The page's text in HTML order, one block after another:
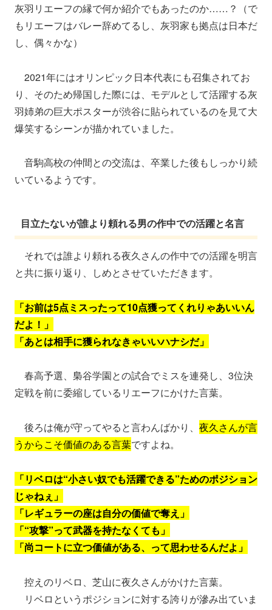
灰羽リエーフの縁で何か紹介でもあったのか……？（で
もリエーフはバレー辞めてるし、灰羽家も拠点は日本だ
し、偶々かな）
2021年にはオリンピック日本代表にも召集されてお
り、そのため帰国した際には、モデルとして活躍する灰
羽姉弟の巨大ポスターが渋谷に貼られているのを見て大
爆笑するシーンが描かれていました。
音駒高校の仲間との交流は、卒業した後もしっかり続
いているようです。
目立たないが誰より頼れる男の作中での活躍と名言
それでは誰より頼れる夜久さんの作中での活躍を明言
と共に振り返り、しめとさせていただきます。
「お前は5点ミスったって10点獲ってくれりゃあいいん
だよ！」
「あとは相手に獲られなきゃいいハナシだ」
春高予選、梟谷学園との試合でミスを連発し、3位決
定戦を前に委縮しているリエーフにかけた言葉。
後ろは俺が守ってやると言わんばかり、 夜久さんが言
うからこそ価値のある言葉ですよね。
「リベロは“小さい奴でも活躍できる”ためのポジション
じゃねぇ」
「レギュラーの座は自分の価値で奪え」
「“攻撃”って武器を持たなくても」
「尚コートに立つ価値がある、って思わせるんだよ」
控えのリベロ、芝山に夜久さんがかけた言葉。
リベロというポジションに対する誇りが滲み出ていま